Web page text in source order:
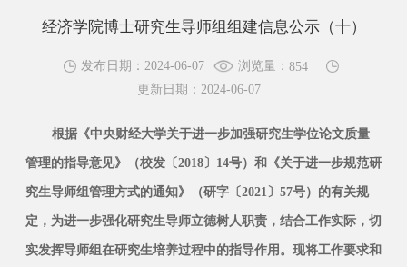
经济学院博士研究生导师组组建信息公示（十）
发布日期：2024-06-07 浏览量： 854
更新日期：2024-06-07
根据《中央财经大学关于进一步加强研究生学位论文质量
管理的指导意见》（校发〔2018〕14号）和《关于进一步规范研
究生导师组管理方式的通知》（研字〔2021〕57号）的有关规
定，为进一步强化研究生导师立德树人职责，结合工作实际，切
实发挥导师组在研究生培养过程中的指导作用。现将工作要求和